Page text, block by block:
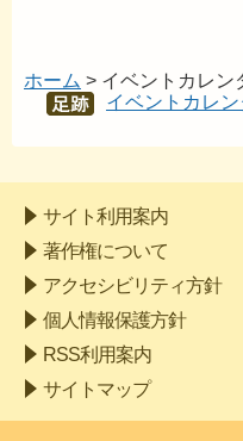
ホーム > イベントカレン
あし
イベントカレン
サイト利用案内
著作権について
アクセシビリティ方針
個人情報保護方針
RSS利用案内
サイトマップ